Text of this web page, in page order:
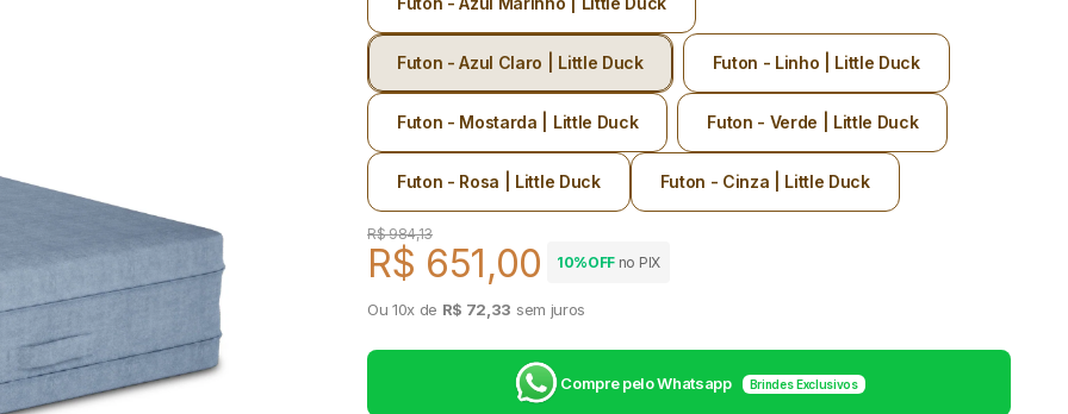
Futon - Azul Claro | Little Duck Futon - Linho | Little Duck
Futon - Mostarda | Little Duck Futon - Verde | Little Duck
Futon - Rosa | Little Duck Futon - Cinza | Little Duck
Preço regular
R$ 984,13
Preço de venda
R$ 651,00 10%OFF no PIX
Ou 10x de R$ 72,33 sem juros
Compre pelo Whatsapp Brindes Exclusivos